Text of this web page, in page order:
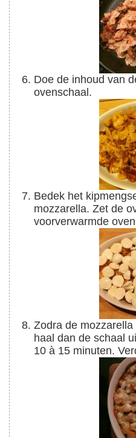
Doe de inhoud van de koekenpan in een
ovenschaal.
Bedek het kipmengsel met de plakjes
mozzarella. Zet de
voorverwarmde
Zodra de mozzarella geheel gesmolten is,
haal dan de schaal
10 à 15 minuten.